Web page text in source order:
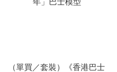
（單買／套裝）《香港巴士